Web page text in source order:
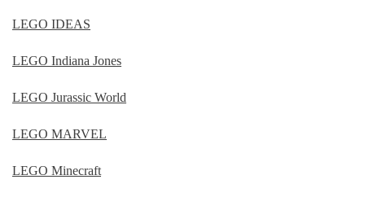
LEGO IDEAS
LEGO Indiana Jones
LEGO Jurassic World
LEGO MARVEL
LEGO Minecraft